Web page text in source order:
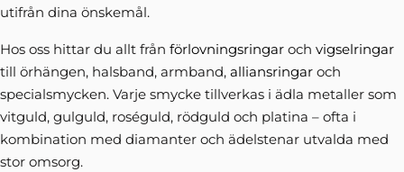
utifrån dina önskemål.
Hos oss hittar du allt från förlovningsringar och vigselringar
till örhängen, halsband, armband, alliansringar och
specialsmycken. Varje smycke tillverkas i ädla metaller som
vitguld, gulguld, roséguld, rödguld och platina – ofta i
kombination med diamanter och ädelstenar utvalda med
stor omsorg.